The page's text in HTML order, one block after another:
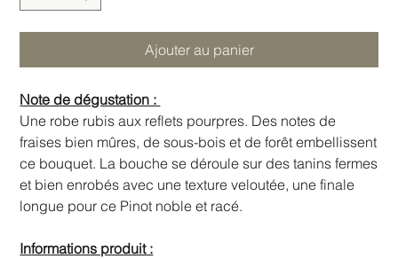
Ajouter au panier
Note de dégustation :
Une robe rubis aux reflets pourpres. Des notes de
fraises bien mûres, de sous-bois et de forêt embellissent
ce bouquet. La bouche se déroule sur des tanins fermes
et bien enrobés avec une texture veloutée, une finale
longue pour ce Pinot noble et racé.
Informations produit :